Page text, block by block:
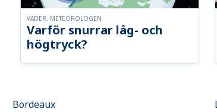
Varför snurrar låg- och
högtryck?
VÄDER, METEOROLOGEN
Bordeaux